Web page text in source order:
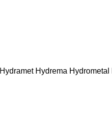
Hydramet Hydrema Hydrometal